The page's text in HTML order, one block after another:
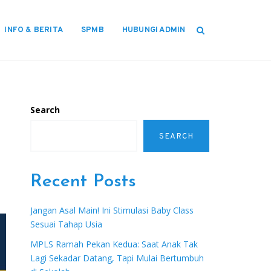
INFO & BERITA SPMB HUBUNGI ADMIN
Search
SEARCH
Recent Posts
Jangan Asal Main! Ini Stimulasi Baby Class
Sesuai Tahap Usia
MPLS Ramah Pekan Kedua: Saat Anak Tak
Lagi Sekadar Datang, Tapi Mulai Bertumbuh